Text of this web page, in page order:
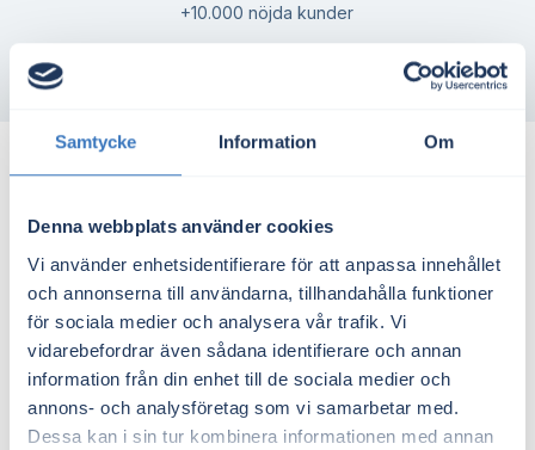
Samtycke Information Om
Denna webbplats använder cookies
Vi använder enhetsidentifierare för att anpassa innehållet
och annonserna till användarna, tillhandahålla funktioner
för sociala medier och analysera vår trafik. Vi
vidarebefordrar även sådana identifierare och annan
information från din enhet till de sociala medier och
annons- och analysföretag som vi samarbetar med.
Dessa kan i sin tur kombinera informationen med annan
+10.000 nöjda kunder
Så säger våra kunder